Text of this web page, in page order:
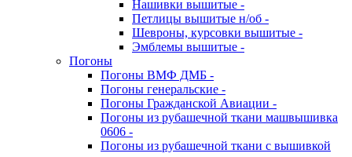
Нашивки вышитые -
Петлицы вышитые н/об -
Шевроны, курсовки вышитые -
Эмблемы вышитые -
Погоны
Погоны ВМФ ДМБ -
Погоны генеральские -
Погоны Гражданской Авиации -
Погоны из рубашечной ткани машвышивка
0606 -
Погоны из рубашечной ткани с вышивкой